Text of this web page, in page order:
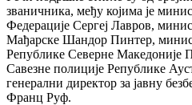
званичника, међу којима је
Федерације Сергеј Лавров,
Мађарске Шандор Пинтер,
Републике Северне Македоније
Савезне полиције Републике
генерални директор за јавну
Франц Руф.